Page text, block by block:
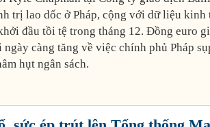
trị lao dốc ở Pháp, cộng với dữ liệu kinh
đầu tồi tệ trong tháng 12. Đồng euro
càng tăng về việc chính phủ Pháp
hụt ngân sách.